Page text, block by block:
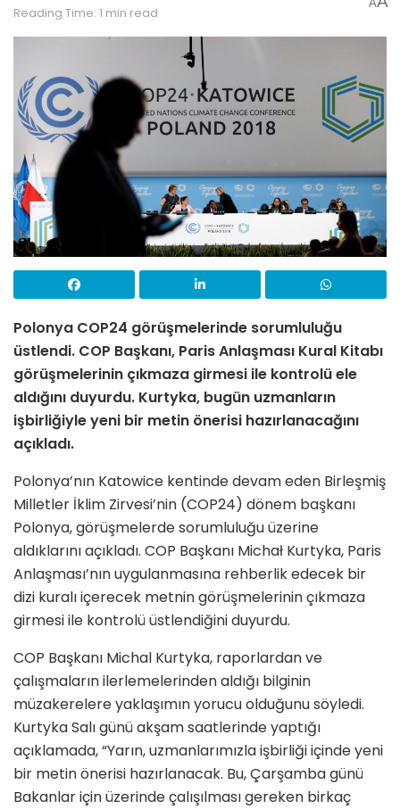
Reading Time: 1 min read
A
Polonya COP24 görüşmelerinde sorumluluğu
üstlendi. COP Başkanı, Paris Anlaşması Kural Kitabı
görüşmelerinin çıkmaza girmesi ile kontrolü ele
aldığını duyurdu. Kurtyka, bugün uzmanların
işbirliğiyle yeni bir metin önerisi hazırlanacağını
açıkladı.
Polonya’nın Katowice kentinde devam eden Birleşmiş
Milletler İklim Zirvesi’nin (COP24) dönem başkanı
Polonya, görüşmelerde sorumluluğu üzerine
aldıklarını açıkladı. COP Başkanı Michał Kurtyka, Paris
Anlaşması’nın uygulanmasına rehberlik edecek bir
dizi kuralı içerecek metnin görüşmelerinin çıkmaza
girmesi ile kontrolü üstlendiğini duyurdu.
COP Başkanı Michal Kurtyka, raporlardan ve
çalışmaların ilerlemelerinden aldığı bilginin
müzakerelere yaklaşımın yorucu olduğunu söyledi.
Kurtyka Salı günü akşam saatlerinde yaptığı
açıklamada, “Yarın, uzmanlarımızla işbirliği içinde yeni
bir metin önerisi hazırlanacak. Bu, Çarşamba günü
Bakanlar için üzerinde çalışılması gereken birkaç